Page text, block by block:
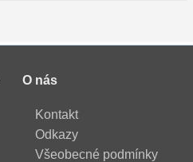
O nás
Kontakt
Odkazy
Všeobecné podmínky